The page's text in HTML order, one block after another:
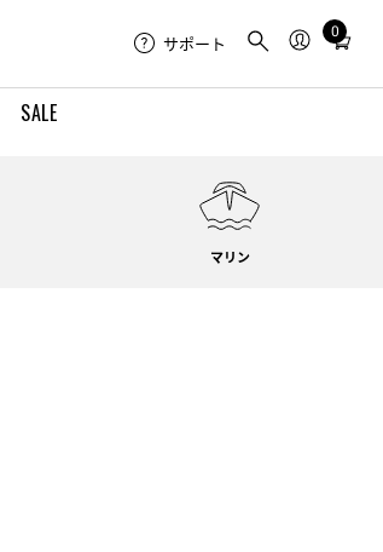
SALE
サポート
0
Total
in
マリン